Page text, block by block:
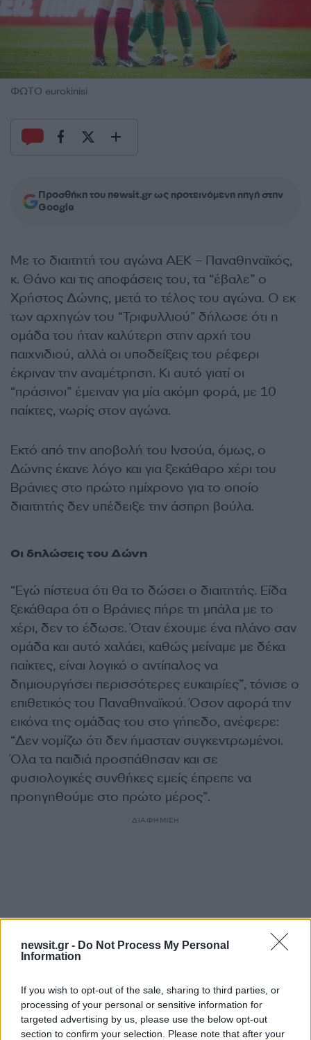
newsit.gr - Do Not Process My Personal
Information
If you wish to opt-out of the sale, sharing to third parties, or
processing of your personal or sensitive information for
targeted advertising by us, please use the below opt-out
section to confirm your selection. Please note that after your
ΦΩΤΟ eurokinisi
Προσθήκη του newsit.gr ως προτεινόμενη πηγή στην
Google
Με το διαιτητή του αγώνα ΑΕΚ – Παναθηναϊκός,
κ. Θάνο και τις αποφάσεις του, τα “έβαλε” ο
Χρήστος Δώνης, μετά το τέλος του αγώνα. Ο εκ
των αρχηγών του “Τριφυλλιού” δήλωσε ότι η
ομάδα του ήταν καλύτερη στην αρχή του
παιχνιδιού, αλλά οι υποδείξεις του ρέφερι
έκριναν την αναμέτρηση. Κι αυτό γιατί οι
“πράσινοι” έμειναν για μία ακόμη φορά, με 10
παίκτες, νωρίς στον αγώνα.
Εκτό από την αποβολή του Ινσούα, όμως, ο
Δώνης έκανε λόγο και για ξεκάθαρο χέρι του
Βράνιες στο πρώτο ημίχρονο για το οποίο
διαιτητής δεν υπέδειξε την άσπρη βούλα.
Οι δηλώσεις του Δώνη
“Εγώ πίστευα ότι θα το δώσει ο διαιτητής. Είδα
ξεκάθαρα ότι ο Βράνιες πήρε τη μπάλα με το
χέρι, δεν το έδωσε. Όταν έχουμε ένα πλάνο σαν
ομάδα και αυτό χαλάει, καθώς μείναμε με δέκα
παίκτες, είναι λογικό ο αντίπαλος να
δημιουργήσει περισσότερες ευκαιρίες”, τόνισε ο
επιθετικός του Παναθηναϊκού. Όσον αφορά την
εικόνα της ομάδας του στο γήπεδο, ανέφερε:
“Δεν νομίζω ότι δεν ήμασταν συγκεντρωμένοι.
Όλα τα παιδιά προσπάθησαν και σε
φυσιολογικές συνθήκες εμείς έπρεπε να
προηγηθούμε στο πρώτο μέρος”.
ΔΙΑΦΗΜΙΣΗ
Αν τα χάσατε